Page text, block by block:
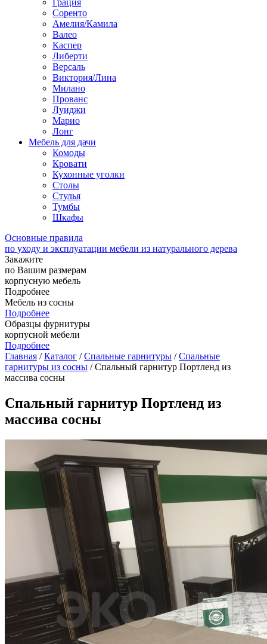
Грация
Соренто
Амелия/Камила
Валео
Каспер
Либерти
Версаль
Виктория/Лина
Милано
Прованс
Луиджи
Марио
Лонг
Мебель для дачи
Комоды
Кровати
Кухонные уголки
Столы
Стулья
Тумбы
Шкафы
Основные правила
по уходу и эксплуатации мебели из натурального дерева
Закажите
по Вашим размерам
корпусную мебель
Подробнее
Мебель из сосны
Подробнее
Образцы фурнитуры
корпусной мебели
Подробнее
Главная /Каталог /Спальные гарнитуры /Спальные
гарнитуры из сосны / Спальный гарнитур Портленд из
массива сосны
Спальный гарнитур Портленд из
массива сосны